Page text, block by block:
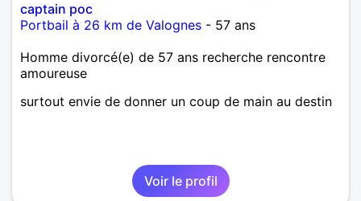
captain poc
Portbail à 26 km de Valognes - 57 ans
Homme divorcé(e) de 57 ans recherche rencontre
amoureuse
surtout envie de donner un coup de main au destin
Voir le profil